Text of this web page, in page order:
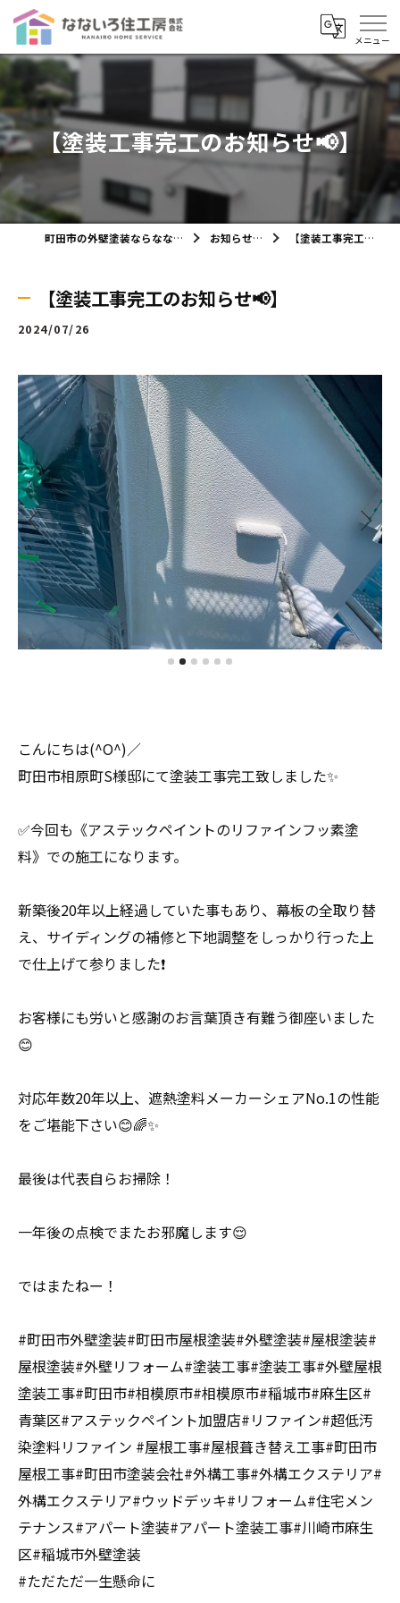
【塗装工事完工のお知らせ📢】
町田市の外壁塗装ならなないろ住工房株式会社 お知らせ・ブログ 【塗装工事完工のお知らせ📢】
【塗装工事完工のお知らせ📢】
2024/07/26
こんにちは(^O^)／
町田市相原町S様邸にて塗装工事完工致しました✨
✅今回も《アステックペイントのリファインフッ素塗
料》での施工になります。
新築後20年以上経過していた事もあり、幕板の全取り替
え、サイディングの補修と下地調整をしっかり行った上
で仕上げて参りました❗️
お客様にも労いと感謝のお言葉頂き有難う御座いました
😊
対応年数20年以上、遮熱塗料メーカーシェアNo.1の性能
をご堪能下さい😊🌈✨
最後は代表自らお掃除！
一年後の点検でまたお邪魔します😌
ではまたねー！
#町田市外壁塗装#町田市屋根塗装#外壁塗装#屋根塗装#
屋根塗装#外壁リフォーム#塗装工事#塗装工事#外壁屋根
塗装工事#町田市#相模原市#相模原市#稲城市#麻生区#
青葉区#アステックペイント加盟店#リファイン#超低汚
染塗料リファイン #屋根工事#屋根葺き替え工事#町田市
屋根工事#町田市塗装会社#外構工事#外構エクステリア#
外構エクステリア#ウッドデッキ#リフォーム#住宅メン
テナンス#アパート塗装#アパート塗装工事#川崎市麻生
区#稲城市外壁塗装
#ただただ一生懸命に